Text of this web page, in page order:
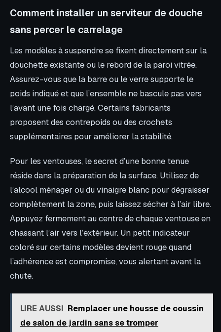
Comment installer un serviteur de douche
sans percer le carrelage
Les modèles à suspendre se fixent directement sur la
douchette existante ou le rebord de la paroi vitrée.
Assurez-vous que la barre ou le verre supporte le
poids indiqué et que l’ensemble ne bascule pas vers
l’avant une fois chargé. Certains fabricants
proposent des contrepoids ou des crochets
supplémentaires pour améliorer la stabilité.
Pour les ventouses, le secret d’une bonne tenue
réside dans la préparation de la surface. Utilisez de
l’alcool ménager ou du vinaigre blanc pour dégraisser
complètement la zone, puis laissez sécher à l’air libre.
Appuyez fermement au centre de chaque ventouse en
chassant l’air vers l’extérieur. Un petit indicateur
coloré sur certains modèles devient rouge quand
l’adhérence est compromise, vous alertant avant la
chute.
LIRE AUSSI Remplacer une housse de coussin
de salon de jardin sans se tromper